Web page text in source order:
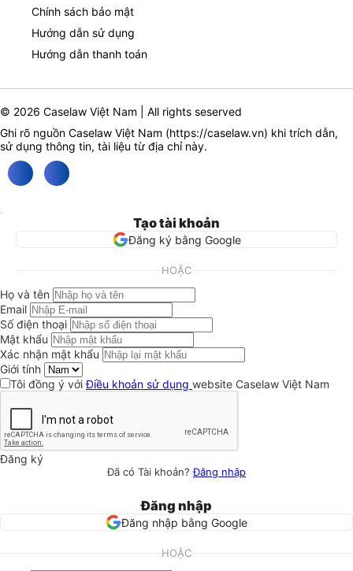
Chính sách bảo mật
Hướng dẫn sử dụng
Hướng dẫn thanh toán
© 2026 Caselaw Việt Nam | All rights seserved
Ghi rõ nguồn Caselaw Việt Nam (https://caselaw.vn) khi trích dẫn,
sử dụng thông tin, tài liệu từ địa chỉ này.
Tạo tài khoản
Đăng ký bằng Google
HOẶC
Họ và tên
Email
Số điện thoại
Mật khẩu
Xác nhận mật khẩu
Giới tính
Tôi đồng ý vớiĐiều khoản sử dụng website Caselaw Việt Nam
Đăng ký
Đã có Tài khoản?Đăng nhập
Đăng nhập
Đăng nhập bằng Google
HOẶC